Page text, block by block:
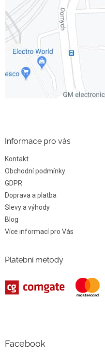
Informace pro vás
Kontakt
Obchodní podmínky
GDPR
Doprava a platba
Slevy a výhody
Blog
Více informací pro Vás
Platební metody
Facebook